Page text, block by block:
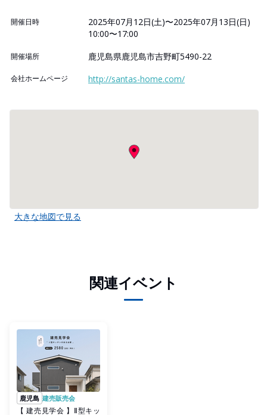
開催日時
2025年07月12日(土)〜2025年07月13日(日)
10:00〜17:00
開催場所 鹿児島県鹿児島市吉野町5490-22
会社ホームページ http://santas-home.com/
大きな地図で見る
関連イベント
鹿児島 建売販売会
【 建売見学会 】Ⅱ型キッ